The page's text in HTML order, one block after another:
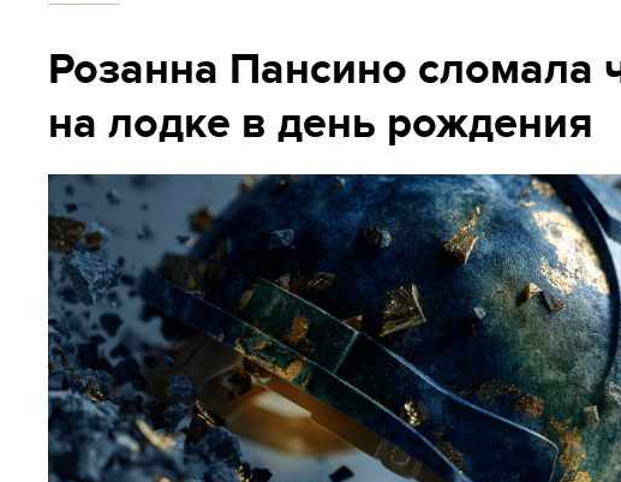
Экономика
Спорт
Розанна Пансино сломала
на лодке в день рождения